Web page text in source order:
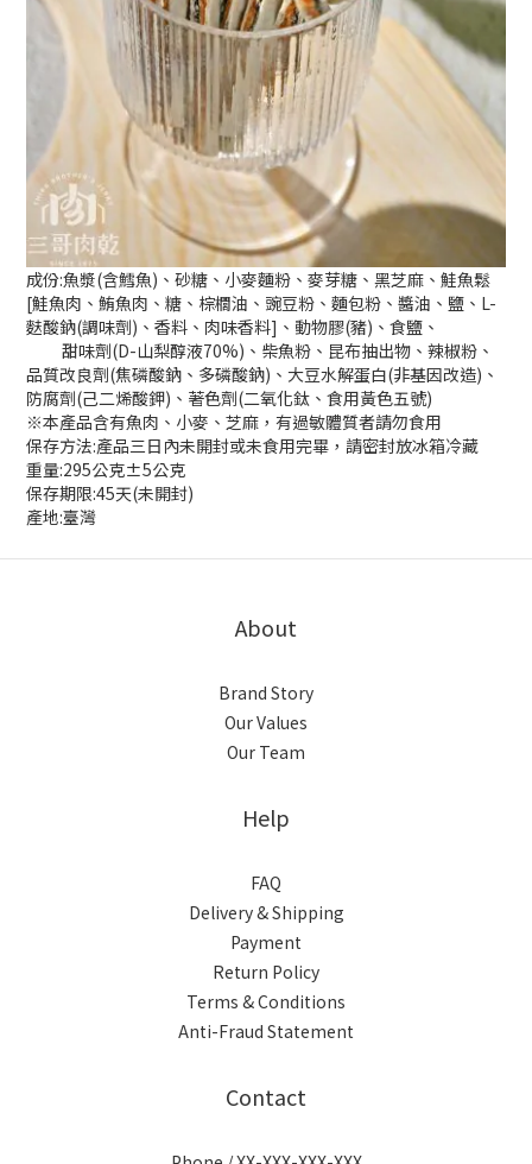
成份:魚漿(含鱈魚)、砂糖、小麥麵粉、麥芽糖、黑芝麻、鮭魚鬆
[鮭魚肉、鮪魚肉、糖、棕櫚油、豌豆粉、麵包粉、醬油、鹽、L-
麩酸鈉(調味劑)、香料、肉味香料]、動物膠(豬)、食鹽、
甜味劑(D-山梨醇液70%)、柴魚粉、昆布抽出物、辣椒粉、
品質改良劑(焦磷酸鈉、多磷酸鈉)、大豆水解蛋白(非基因改造)、
防腐劑(己二烯酸鉀)、著色劑(二氧化鈦、食用黃色五號)
※本產品含有魚肉、小麥、芝麻，有過敏體質者請勿食用
保存方法:產品三日內未開封或未食用完畢，請密封放冰箱冷藏
重量:295公克±5公克
保存期限:45天(未開封)
產地:臺灣
About
Brand Story
Our Values
Our Team
Help
FAQ
Delivery & Shipping
Payment
Return Policy
Terms & Conditions
Anti-Fraud Statement
Contact